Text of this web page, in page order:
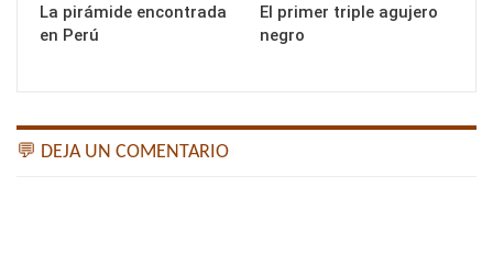
La pirámide encontrada
en Perú
El primer triple agujero
negro
💬 DEJA UN COMENTARIO